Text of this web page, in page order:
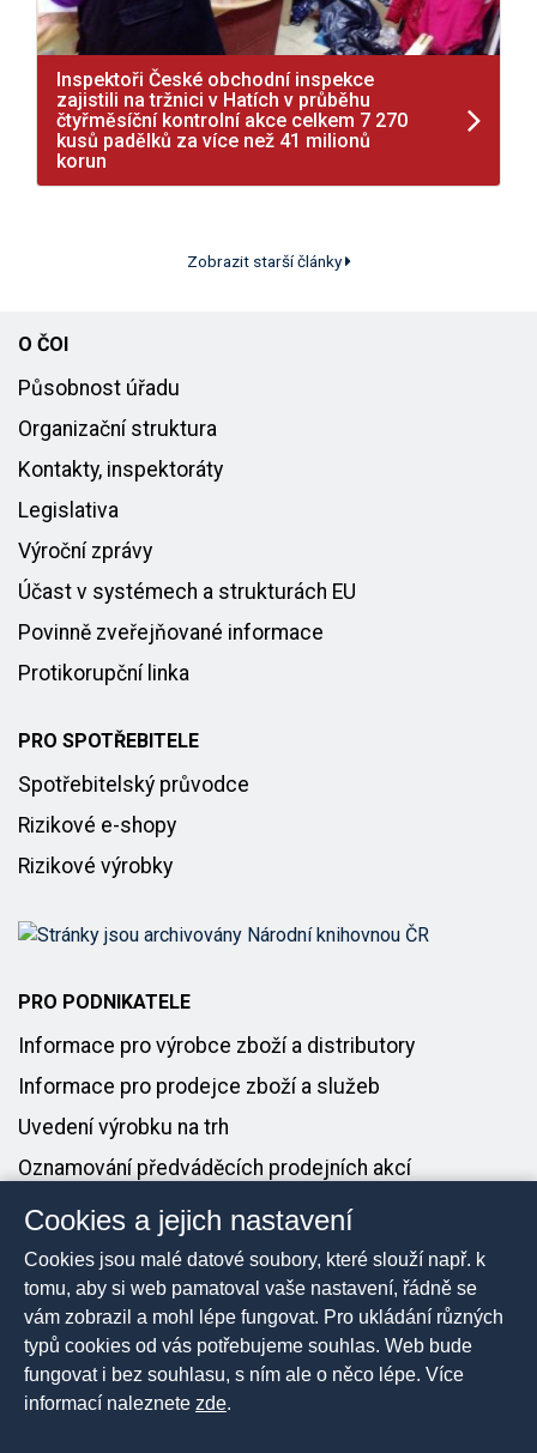
Inspektoři České obchodní inspekce
zajistili na tržnici v Hatích v průběhu
čtyřměsíční kontrolní akce celkem 7 270
kusů padělků za více než 41 milionů
korun
Zobrazit starší články
O ČOI
Působnost úřadu
Organizační struktura
Kontakty, inspektoráty
Legislativa
Výroční zprávy
Účast v systémech a strukturách EU
Povinně zveřejňované informace
Protikorupční linka
PRO SPOTŘEBITELE
Spotřebitelský průvodce
Rizikové e-shopy
Rizikové výrobky
PRO PODNIKATELE
Informace pro výrobce zboží a distributory
Informace pro prodejce zboží a služeb
Uvedení výrobku na trh
Oznamování předváděcích prodejních akcí
PRO MÉDIA
Tiskové zprávy
Kontakt pro média
Cookies a jejich nastavení
Cookies jsou malé datové soubory, které slouží např. k
tomu, aby si web pamatoval vaše nastavení, řádně se
vám zobrazil a mohl lépe fungovat. Pro ukládání různých
typů cookies od vás potřebujeme souhlas. Web bude
fungovat i bez souhlasu, s ním ale o něco lépe. Více
informací naleznete zde.